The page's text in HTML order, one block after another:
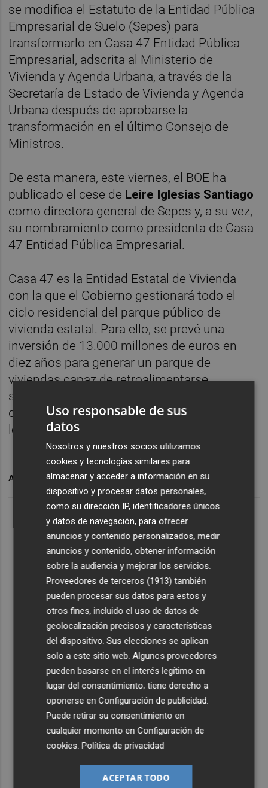
se modifica el Estatuto de la Entidad Pública
Empresarial de Suelo (Sepes) para
transformarlo en Casa 47 Entidad Pública
Empresarial, adscrita al Ministerio de
Vivienda y Agenda Urbana, a través de la
Secretaría de Estado de Vivienda y Agenda
Urbana después de aprobarse la
transformación en el último Consejo de
Ministros.
De esta manera, este viernes, el BOE ha
publicado el cese de Leire Iglesias Santiago
como directora general de Sepes y, a su vez,
su nombramiento como presidenta de Casa
47 Entidad Pública Empresarial.
Casa 47 es la Entidad Estatal de Vivienda
con la que el Gobierno gestionará todo el
ciclo residencial del parque público de
vivienda estatal. Para ello, se prevé una
inversión de 13.000 millones de euros en
diez años para generar un parque de
viviendas capaz de retroalimentarse,
sostenerse en el tiempo y atender la
demanda de nuevos hogares al margen de
los ciclos especulativos.
ARCHIVADO EN SEPE CASA 47 BOE
Uso responsable de sus
datos
Nosotros y nuestros socios utilizamos
cookies y tecnologías similares para
almacenar y acceder a información en su
dispositivo y procesar datos personales,
como su dirección IP, identificadores únicos
y datos de navegación, para ofrecer
anuncios y contenido personalizados, medir
anuncios y contenido, obtener información
sobre la audiencia y mejorar los servicios.
Proveedores de terceros (1913) también
pueden procesar sus datos para estos y
otros fines, incluido el uso de datos de
geolocalización precisos y características
del dispositivo. Sus elecciones se aplican
solo a este sitio web. Algunos proveedores
pueden basarse en el interés legítimo en
lugar del consentimiento; tiene derecho a
oponerse enConfiguración de publicidad
Puede retirar su consentimiento en
cualquier momento enConfiguración de
cookies .Política de privacidad
ACEPTAR TODO